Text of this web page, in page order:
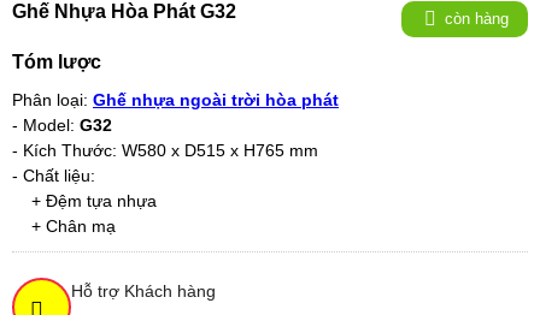
Ghế Nhựa Hòa Phát G32 còn hàng
Tóm lược
Phân loại: Ghế nhựa ngoài trời hòa phát
- Model: G32
- Kích Thước: W580 x D515 x H765 mm
- Chất liệu:
+ Đệm tựa nhựa
+ Chân mạ
Hỗ trợ Khách hàng